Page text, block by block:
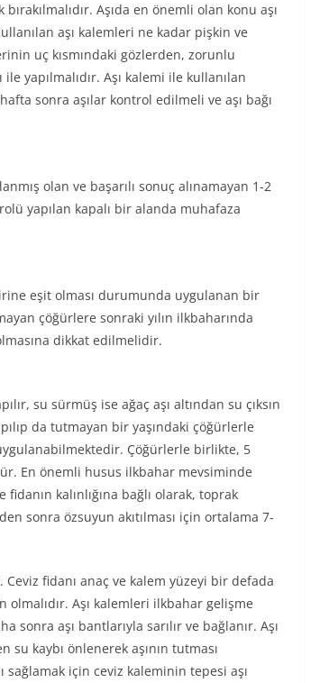
Aşıda en önemli olan konu aşı
aşı kalemleri ne kadar pişkin ve
uç kısmındaki gözlerden, zorunlu
ile yapılmalıdır. Aşı kalemi ile kullanılan
sonra aşılar kontrol edilmeli ve aşı bağı
olan ve başarılı sonuç alınamayan 1-2
yapılan kapalı bir alanda muhafaza
eşit olması durumunda uygulanan bir
çöğürlere sonraki yılın ilkbaharında
dikkat edilmelidir.
su sürmüş ise ağaç aşı altından su çıksın
da tutmayan bir yaşındaki çöğürlerle
Çöğürlerle birlikte, 5
En önemli husus ilkbahar mevsiminde
kalınlığına bağlı olarak, toprak
sonra özsuyun akıtılması için ortalama 7-
fidanı anaç ve kalem yüzeyi bir defada
Aşı kalemleri ilkbahar gelişme
aşı bantlarıyla sarılır ve bağlanır. Aşı
su kaybı önlenerek aşının tutması
sağlamak için ceviz kaleminin tepesi aşı